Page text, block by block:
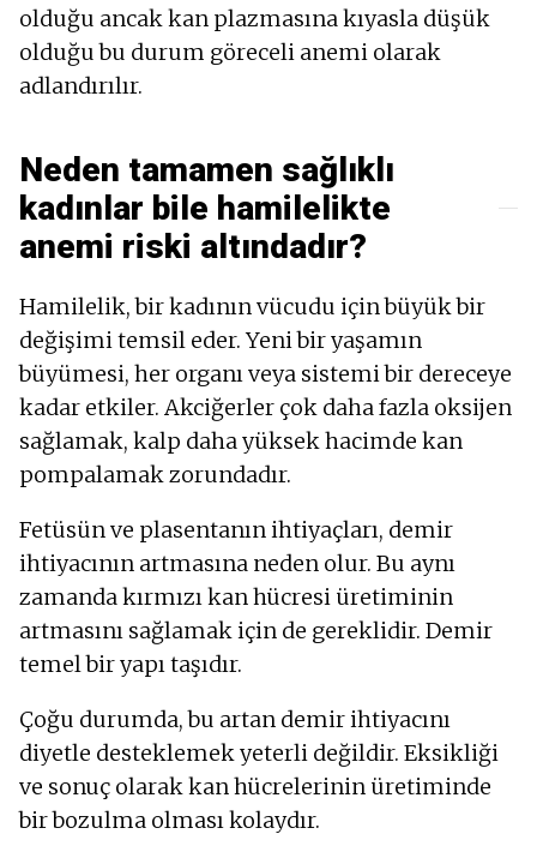
olduğu ancak kan plazmasına kıyasla düşük
olduğu bu durum göreceli anemi olarak
adlandırılır.
Neden tamamen sağlıklı
kadınlar bile hamilelikte
anemi riski altındadır?
Hamilelik, bir kadının vücudu için büyük bir
değişimi temsil eder. Yeni bir yaşamın
büyümesi, her organı veya sistemi bir dereceye
kadar etkiler. Akciğerler çok daha fazla oksijen
sağlamak, kalp daha yüksek hacimde kan
pompalamak zorundadır.
Fetüsün ve plasentanın ihtiyaçları, demir
ihtiyacının artmasına neden olur. Bu aynı
zamanda kırmızı kan hücresi üretiminin
artmasını sağlamak için de gereklidir. Demir
temel bir yapı taşıdır.
Çoğu durumda, bu artan demir ihtiyacını
diyetle desteklemek yeterli değildir. Eksikliği
ve sonuç olarak kan hücrelerinin üretiminde
bir bozulma olması kolaydır.